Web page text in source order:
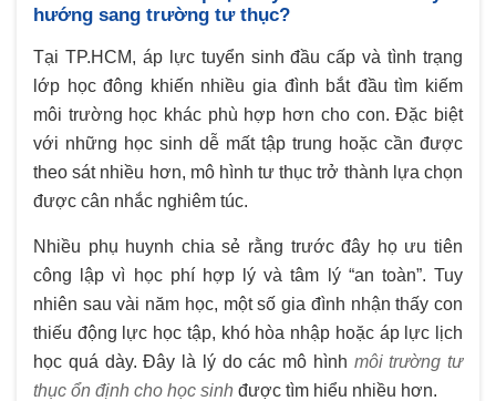
hướng sang trường tư thục?
Tại TP.HCM, áp lực tuyển sinh đầu cấp và tình trạng
lớp học đông khiến nhiều gia đình bắt đầu tìm kiếm
môi trường học khác phù hợp hơn cho con. Đặc biệt
với những học sinh dễ mất tập trung hoặc cần được
theo sát nhiều hơn, mô hình tư thục trở thành lựa chọn
được cân nhắc nghiêm túc.
Nhiều phụ huynh chia sẻ rằng trước đây họ ưu tiên
công lập vì học phí hợp lý và tâm lý “an toàn”. Tuy
nhiên sau vài năm học, một số gia đình nhận thấy con
thiếu động lực học tập, khó hòa nhập hoặc áp lực lịch
học quá dày. Đây là lý do các mô hình môi trường tư
thục ổn định cho học sinh được tìm hiểu nhiều hơn.